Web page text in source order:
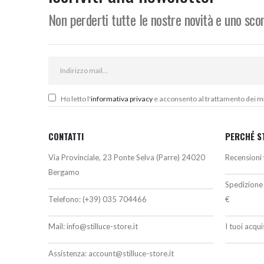
Non perderti tutte le nostre novità e uno
Ho letto l'informativa privacy e acconsento al trattamento dei
CONTATTI
Via Provinciale, 23 Ponte Selva (Parre) 24020
Bergamo
Telefono: (+39) 035 704466
Mail:info@stilluce-store.it
Assistenza: account@stilluce-store.it
PERCHÉ
€
I tuoi